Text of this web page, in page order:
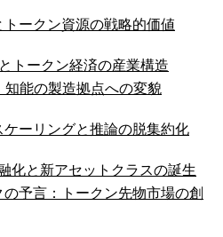
ークン資源の戦略的価値
トークン経済の産業構造
能の製造拠点への変貌
ケーリングと推論の脱集約化
化と新アセットクラスの誕生
予言：トークン先物市場の創